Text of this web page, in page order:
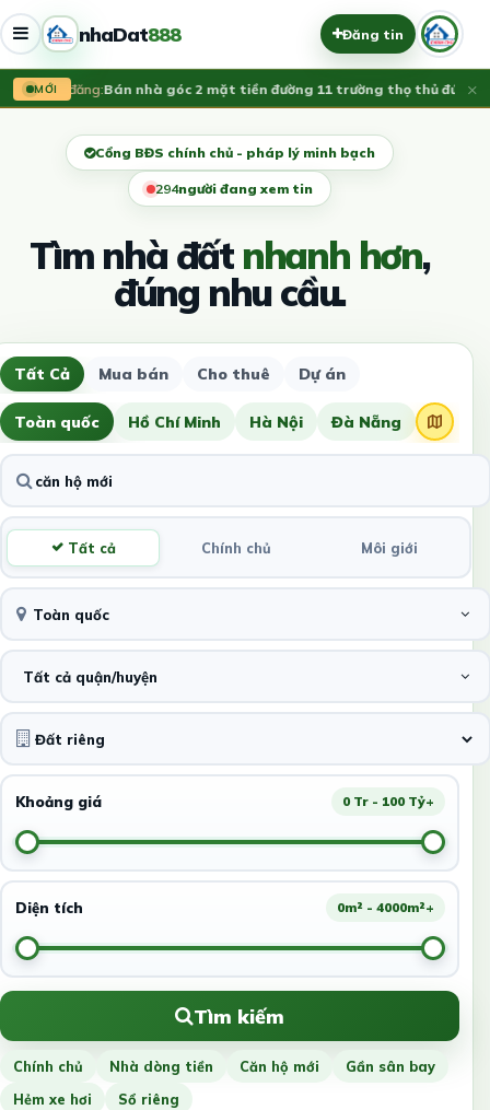
nhaDat888 Đăng tin
MỚI
Vừa đăng:Bán nhà góc 2 mặt tiền đường 11 trường thọ thủ đức, LH×
Cổng BĐS chính chủ - pháp lý minh bạch
296người đang xem tin
Tìm nhà đấtnhanh hơn,
đúng nhu cầu.
Tất Cả Mua bán Cho thuê Dự án
Toàn quốc Hồ Chí Minh Hà Nội Đà Nẵng
Tất cả Chính chủ Môi giới
Toàn quốc
Tất cả quận/huyện
Khoảng giá 0 Tr - 100 Tỷ+
Diện tích 0m² - 4000m²+
Tìm kiếm
Chính chủ Nhà dòng tiền Căn hộ mới
Gần sân bay
Hẻm xe hơi
Sổ riêng